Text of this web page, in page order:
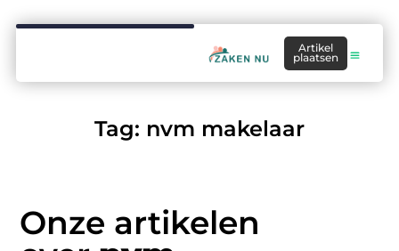
Artikel
plaatsen
Tag: nvm makelaar
Onze artikelen